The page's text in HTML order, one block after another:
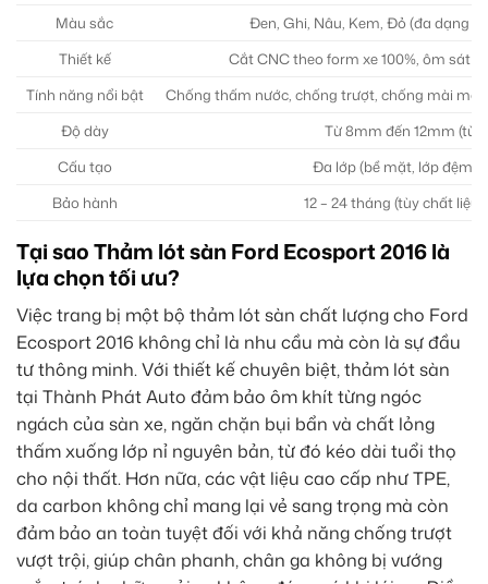
Màu sắc
Đen, Ghi, Nâu, Kem, Đỏ (đa dạng
Thiết kế
Cắt CNC theo form xe 100%, ôm sát
Tính năng nổi bật
Chống thấm nước, chống trượt, chống mài
Độ dày
Từ 8mm đến 12mm (tùy
Cấu tạo
Đa lớp (bề mặt, lớp đệm,
Bảo hành
12 – 24 tháng (tùy chất liệu
Tại sao Thảm lót sàn Ford Ecosport 2016 là
lựa chọn tối ưu?
Việc trang bị một bộ thảm lót sàn chất lượng cho Ford
Ecosport 2016 không chỉ là nhu cầu mà còn là sự đầu
tư thông minh. Với thiết kế chuyên biệt, thảm lót sàn
tại Thành Phát Auto đảm bảo ôm khít từng ngóc
ngách của sàn xe, ngăn chặn bụi bẩn và chất lỏng
thấm xuống lớp nỉ nguyên bản, từ đó kéo dài tuổi thọ
cho nội thất. Hơn nữa, các vật liệu cao cấp như TPE,
da carbon không chỉ mang lại vẻ sang trọng mà còn
đảm bảo an toàn tuyệt đối với khả năng chống trượt
vượt trội, giúp chân phanh, chân ga không bị vướng